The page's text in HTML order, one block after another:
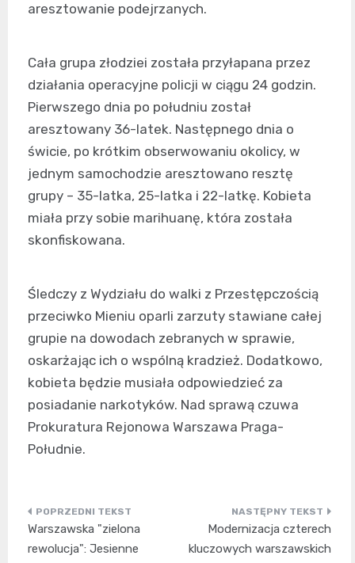
aresztowanie podejrzanych.
Cała grupa złodziei została przyłapana przez
działania operacyjne policji w ciągu 24 godzin.
Pierwszego dnia po południu został
aresztowany 36-latek. Następnego dnia o
świcie, po krótkim obserwowaniu okolicy, w
jednym samochodzie aresztowano resztę
grupy – 35-latka, 25-latka i 22-latkę. Kobieta
miała przy sobie marihuanę, która została
skonfiskowana.
Śledczy z Wydziału do walki z Przestępczością
przeciwko Mieniu oparli zarzuty stawiane całej
grupie na dowodach zebranych w sprawie,
oskarżając ich o wspólną kradzież. Dodatkowo,
kobieta będzie musiała odpowiedzieć za
posiadanie narkotyków. Nad sprawą czuwa
Prokuratura Rejonowa Warszawa Praga-
Południe.
Nawigacja
wpisu
Warszawska "zielona
rewolucja": Jesienne
Modernizacja czterech
kluczowych warszawskich